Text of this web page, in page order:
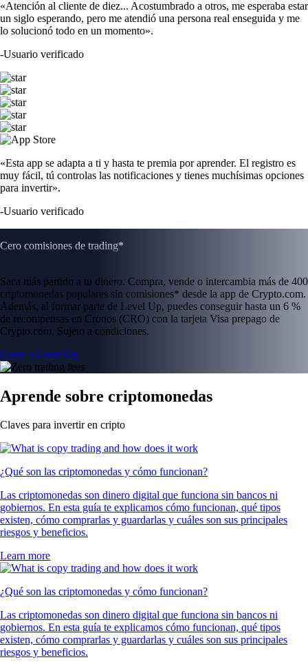
«Atención al cliente de diez... Acostumbrado a otros, me esperaba estar
un siglo esperando, pero me atendió una persona real enseguida y me
lo solucionó todo en un momento».
-Usuario verificado
«Esta app se adapta a ti y hasta te premia por aprender. El registro es
muy fácil, tú controlas las notificaciones y tienes muchísimas opciones
para invertir».
-Usuario verificado
Cero comisiones de trading*
Saca más partido a tu dinero. Compra, vende o intercambia más de 400
criptomonedas populares sin comisiones* desde la app de Crypto.com.
Además, al formar parte de Level Up, puedes conseguir hasta un 6 %
de recompensas en Cronos (CRO) con la tarjeta Visa prepago de
Crypto.com. Sujeto a condiciones.
Únete a Level Up
Aprende sobre criptomonedas
Claves para invertir en cripto
¿Qué son las criptomonedas y cómo funcionan?
Las criptomonedas son dinero digital que funciona sin bancos ni
gobiernos. En esta guía te explicamos cómo funcionan, qué tipos
existen, cómo comprarlas y guardarlas y cuáles son sus principales
riesgos y beneficios.
Learn more
¿Qué son las criptomonedas y cómo funcionan?
Las criptomonedas son dinero digital que funciona sin bancos ni
gobiernos. En esta guía te explicamos cómo funcionan, qué tipos
existen, cómo comprarlas y guardarlas y cuáles son sus principales
riesgos y beneficios.